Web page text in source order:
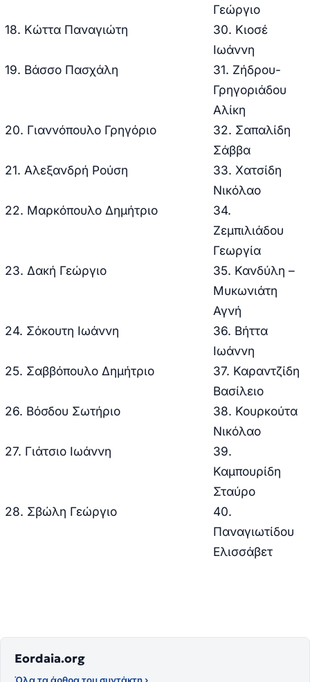
Γεώργιο
18. Κώττα Παναγιώτη
30. Κιοσέ
Ιωάννη
19. Βάσσο Πασχάλη
31. Ζήδρου-
Γρηγοριάδου
Αλίκη
20. Γιαννόπουλο Γρηγόριο
32. Σαπαλίδη
Σάββα
21. Aλεξανδρή Ρούση
33. Χατσίδη
Νικόλαο
22. Μαρκόπουλο Δημήτριο
34.
Ζεμπιλιάδου
Γεωργία
23. Δακή Γεώργιο
35. Κανδύλη –
Μυκωνιάτη
Αγνή
24. Σόκουτη Ιωάννη
36. Βήττα
Ιωάννη
25. Σαββόπουλο Δημήτριο
37. Καραντζίδη
Βασίλειο
26. Βόσδου Σωτήριο
38. Κουρκούτα
Νικόλαο
27. Γιάτσιο Ιωάννη
39.
Καμπουρίδη
Σταύρο
28. Σβώλη Γεώργιο
40.
Παναγιωτίδου
Ελισσάβετ
Eordaia.org